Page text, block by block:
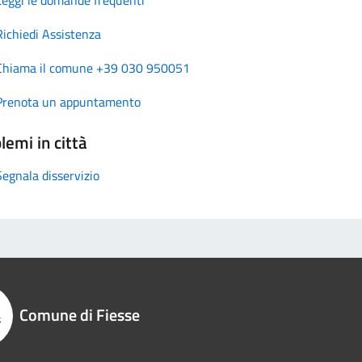
Assistenza
il comune +39 030 950051
un appuntamento
in città
disservizio
Comune di Fiesse